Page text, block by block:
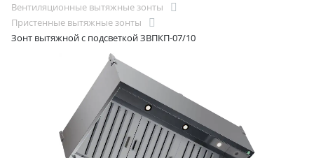
Вентиляционные вытяжные зонты
Пристенные вытяжные зонты
Зонт вытяжной с подсветкой ЗВПКП-07/10